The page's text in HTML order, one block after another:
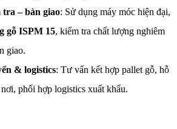
tra – bàn giao: Sử dụng máy móc hiện đại,
gỗ ISPM 15, kiểm tra chất lượng nghiêm
giao.
& logistics: Tư vấn kết hợp pallet gỗ, hỗ
phối hợp logistics xuất khẩu.